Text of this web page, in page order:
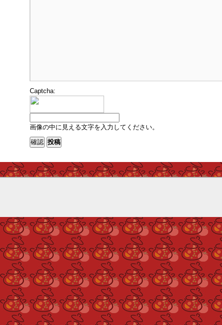
Captcha:
画像の中に見える文字を入力してください。